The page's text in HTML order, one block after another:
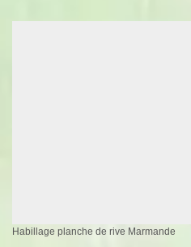
Habillage planche de rive Marmande